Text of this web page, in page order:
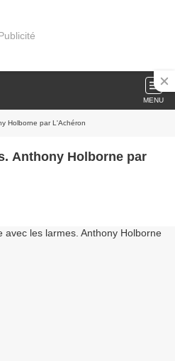
MENU
Holborne par L'Achéron
Anthony Holborne par